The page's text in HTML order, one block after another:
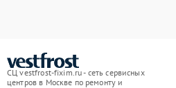
СЦ vestfrost-fixim.ru - сеть сервисных
центров в Москве по ремонту и